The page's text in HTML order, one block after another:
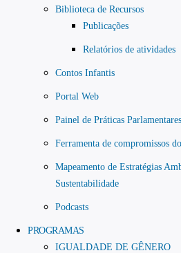
Biblioteca de Recursos
Publicações
Relatórios de atividades
Contos Infantis
Portal Web
Painel de Práticas
Ferramenta de compromissos
Mapeamento de Estratégias
Sustentabilidade
Podcasts
PROGRAMAS
IGUALDADE DE GÊNERO